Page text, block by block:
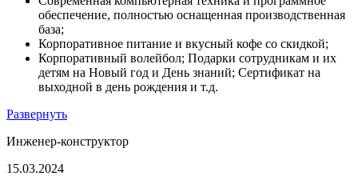
обеспечение, полностью оснащенная производственная
база;
Корпоративное питание и вкусный кофе со скидкой;
Корпоративный волейбол; Подарки сотрудникам и их
детям на Новый год и День знаний; Сертификат на
выходной в день рождения и т.д.
Развернуть
Инженер-конструктор
15.03.2024